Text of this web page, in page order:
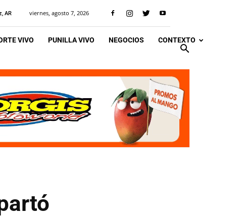
AR viernes, agosto 7, 2026
VIVO PUNILLA VIVO NEGOCIOS CONTEXTO